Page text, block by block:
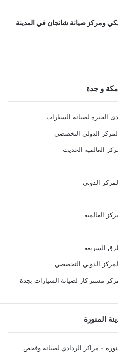
ومركز صيانة شانجان في المدينة
و جدة
الخبرة لصيانة السيارات
الدولي التخصصي
العالمية الحديث
الدولي
العالمية
السريعة
الدولي التخصصي
مستر كار لصيانة السيارات بجدة
المنورة
- مراكز الردادي لصيانة وفحص